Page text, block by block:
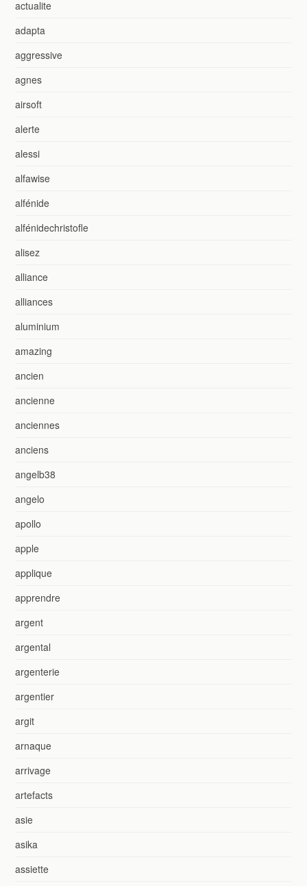
actualite
adapta
aggressive
agnes
airsoft
alerte
alessi
alfawise
alfénide
alfénidechristofle
alisez
alliance
alliances
aluminium
amazing
ancien
ancienne
anciennes
anciens
angelb38
angelo
apollo
apple
applique
apprendre
argent
argental
argenterie
argentier
argit
arnaque
arrivage
artefacts
asie
asika
assiette